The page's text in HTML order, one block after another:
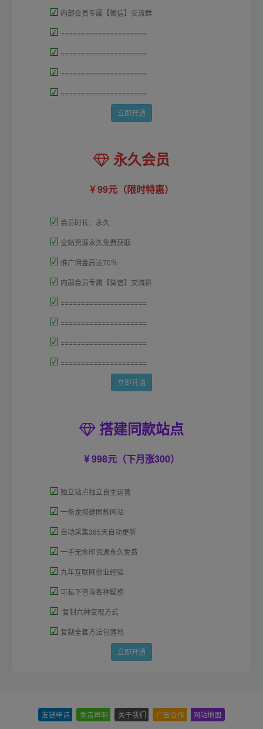
☑ 内部会员专属【微信】交流群
☑ =====================
☑ =====================
☑ =====================
☑ =====================
立即开通
永久会员
99元（限时特惠）
☑ 会员时长：永久
☑ 全站资源永久免费获取
☑ 推广佣金高达70％
☑ 内部会员专属【微信】交流群
☑ =====================
☑ =====================
☑ =====================
☑ =====================
立即开通
搭建同款站点
998元（下月涨300）
☑ 独立站点独立自主运营
☑ 一条龙搭建同款网站
☑ 自动采集365天自动更新
☑ 一手无水印资源永久免费
☑ 九年互联网创业经验
☑ 可私下咨询各种疑惑
☑ 复制六种变现方式
☑ 复制全套方法包落地
立即开通
友链申请 免责声明 关于我们 广告合作 网站地图